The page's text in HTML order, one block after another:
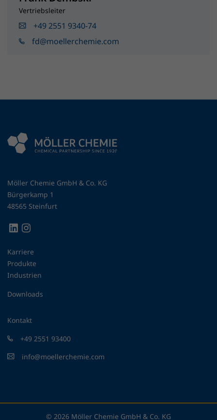
Vertriebsleiter
+49 2551 9340-74
fd@moellerchemie.com
Möller Chemie GmbH & Co. KG
Bürgerkamp 1
48565 Steinfurt
Karriere
Produkte
Industrien
Downloads
Kontakt
+49 2551 93400
info@moellerchemie.com
© 2026 Möller Chemie GmbH & Co. KG